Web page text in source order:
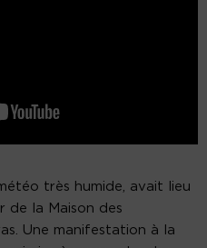
très humide, avait lieu
de la Maison des
Une manifestation à la